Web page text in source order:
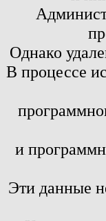
Однако
В процессе
и
Эти данные